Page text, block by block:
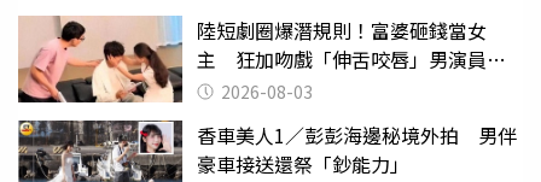
陸短劇圈爆潛規則！富婆砸錢當女
主 狂加吻戲「伸舌咬唇」男演員崩
潰 2026-08-03
香車美人1／彭彭海邊秘境外拍 男伴
豪車接送還祭「鈔能力」